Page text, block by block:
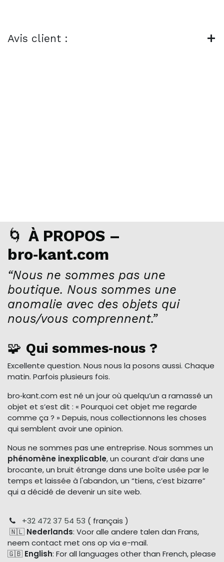
Avis client :
🌀 À PROPOS –
bro‑kant.com
“Nous ne sommes pas une
boutique. Nous sommes une
anomalie avec des objets qui
nous/vous comprennent.”
🧩 Qui sommes‑nous ?
Excellente question. Nous nous la posons aussi. Chaque
matin. Parfois plusieurs fois.
bro‑kant.com est né un jour où quelqu’un a ramassé un
objet et s’est dit : « Pourquoi cet objet me regarde
comme ça ? » Depuis, nous collectionnons les choses
qui semblent avoir une opinion.
Nous ne sommes pas une entreprise. Nous sommes un
phénomène inexplicable, un courant d’air dans une
brocante, un bruit étrange dans une boîte usée par le
temps et laissée à l'abandon, un “tiens, c’est bizarre”
qui a décidé de devenir un site web.
+32 472 37 54 53 ( français )
🇳🇱 Nederlands: Voor alle andere talen dan Frans,
neem contact met ons op via e-mail.
🇬🇧 English: For all languages other than French, please